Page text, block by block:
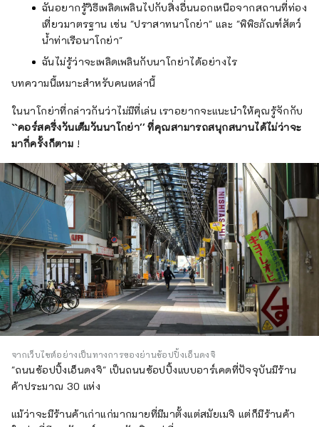
ฉันอยากรู้วิธีเพลิดเพลินไปกับสิ่งอื่นนอกเหนือจากสถานที่ท่อง
เที่ยวมาตรฐาน เช่น "ปราสาทนาโกย่า" และ "พิพิธภัณฑ์สัตว์
น้ำท่าเรือนาโกย่า"
ฉันไม่รู้ว่าจะเพลิดเพลินกับนาโกย่าได้อย่างไร
บทความนี้เหมาะสำหรับคนเหล่านี้
ในนาโกย่าที่กล่าวกันว่าไม่มีที่เล่น เราอยากจะแนะนำให้คุณรู้จักกับ
``คอร์สครึ่งวันเต็มวันนาโกย่า'' ที่คุณสามารถสนุกสนานได้ไม่ว่าจะ
มากี่ครั้งก็ตาม !
จากเว็บไซต์อย่างเป็นทางการของย่านช้อปปิ้งเอ็นดงจิ
"ถนนช้อปปิ้งเอ็นดงจิ" เป็นถนนช้อปปิ้งแบบอาร์เคดที่ปัจจุบันมีร้าน
ค้าประมาณ 30 แห่ง
แม้ว่าจะมีร้านค้าเก่าแก่มากมายที่มีมาตั้งแต่สมัยเมจิ แต่ก็มีร้านค้า